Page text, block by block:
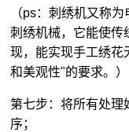
（ps：刺绣机又称
刺绣机械，它能使传
现，能实现手工绣花
和美观性"的要求。）
第七步：将所有处理
序；